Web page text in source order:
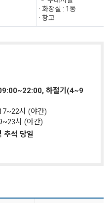
· 화장실 : 1동
· 창고
하절기(4~9
시 (야간)
시 (야간)
추석 당일